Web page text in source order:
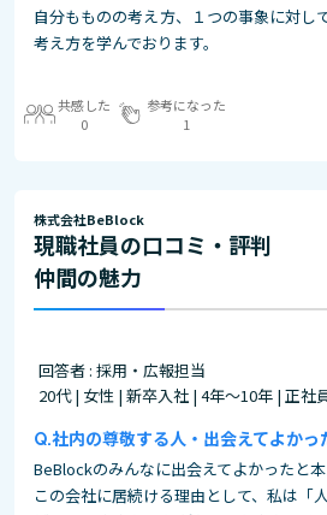
自分もものの考え方、１つの事象に対し
考え方を学んでおります。
共感した
0
参考になった
1
株式会社BeBlock
現職社員の口コミ・評判
仲間の魅力
回答者 : 採用・広報担当
20代 | 女性 | 新卒入社 | 4年～10年 | 正社
社内の尊敬する人・出会えてよかっ
BeBlockのみんなに出会えてよかったと本
この会社に居続ける理由として、私は「